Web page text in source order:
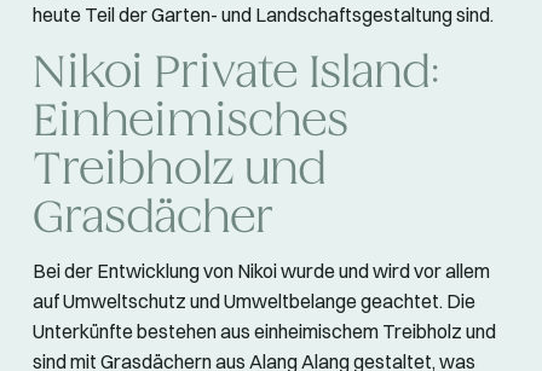
heute Teil der Garten- und Landschaftsgestaltung sind.
Nikoi Private Island:
Einheimisches
Treibholz und
Grasdächer
Bei der Entwicklung von Nikoi wurde und wird vor allem
auf Umweltschutz und Umweltbelange geachtet. Die
Unterkünfte bestehen aus einheimischem Treibholz und
sind mit Grasdächern aus Alang Alang gestaltet, was